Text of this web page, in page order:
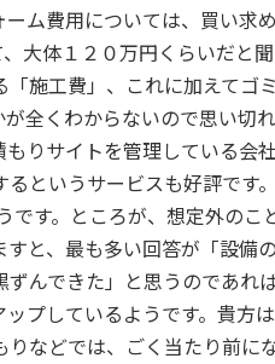
ム費用については、買い求
大体１２０万円くらいだと聞
施工費」、これに加えてゴ
全くわからないので思い切
りサイトを管理している会
というサービスも好評です
す。ところが、想定外のこ
と、最も多い回答が「設備
んできた」と思うのであれ
プしているようです。貴方
などでは、ごく当たり前に